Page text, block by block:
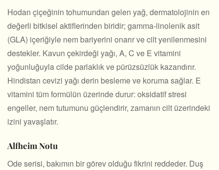
Hodan çiçeğinin tohumundan gelen yağ, dermatolojinin en
değerli bitkisel aktiflerinden biridir; gamma-linolenik asit
(GLA) içeriğiyle nem bariyerini onarır ve cilt yenilenmesini
destekler. Kavun çekirdeği yağı, A, C ve E vitamini
yoğunluğuyla cilde parlaklık ve pürüzsüzlük kazandırır.
Hindistan cevizi yağı derin besleme ve koruma sağlar. E
vitamini tüm formülün üzerinde durur: oksidatif stresi
engeller, nem tutumunu güçlendirir, zamanın cilt üzerindeki
izini yavaşlatır.
Alfheim Notu
Ode serisi, bakımın bir görev olduğu fikrini reddeder. Duş